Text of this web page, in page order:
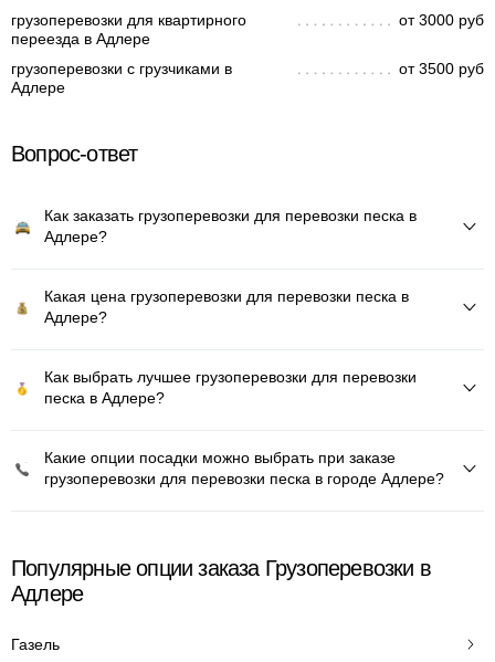
грузоперевозки для квартирного
переезда в Адлере
от 3000 руб
грузоперевозки с грузчиками в
Адлере
от 3500 руб
Вопрос-ответ
Как заказать грузоперевозки для перевозки песка в
Адлере?
Какая цена грузоперевозки для перевозки песка в
Адлере?
Как выбрать лучшее грузоперевозки для перевозки
песка в Адлере?
Какие опции посадки можно выбрать при заказе
грузоперевозки для перевозки песка в городе Адлере?
Популярные опции заказа Грузоперевозки в
Адлере
Газель